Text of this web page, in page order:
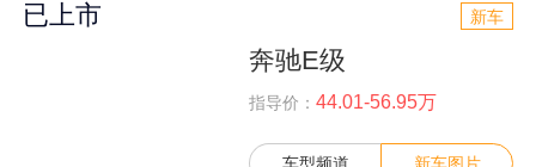
已上市 新车
奔驰E级
指导价： 44.01-56.95万